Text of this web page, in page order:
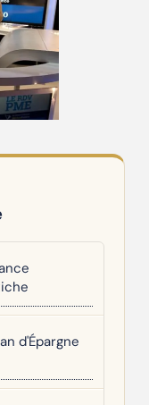
d'Épargne